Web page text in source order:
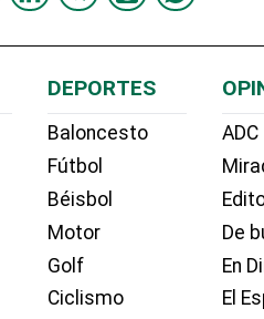
DEPORTES
Baloncesto
Fútbol
Béisbol
Motor
Golf
Ciclismo
ADC
De
En
El